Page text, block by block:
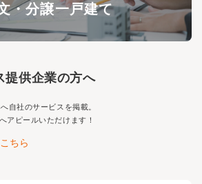
・分譲一戸建て
提供企業の方へ
へ自社のサービスを掲載。
アピールいただけます！
ちら